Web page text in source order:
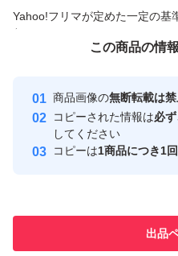
Yahoo!フリマが定めた一定の基
付与しています
安心取引出品者
取引実績
この商品の情
商品画像の無断転載は
コピーされた情報は必
してください
コピーは1商品につき1回
出品
この商品をみている人にオ